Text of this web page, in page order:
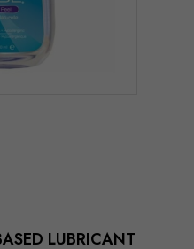
LUBRICANT